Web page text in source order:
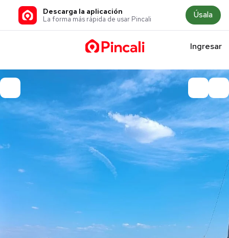
Descarga la aplicación
La forma más rápida de usar Pincali Úsala
Ingresar